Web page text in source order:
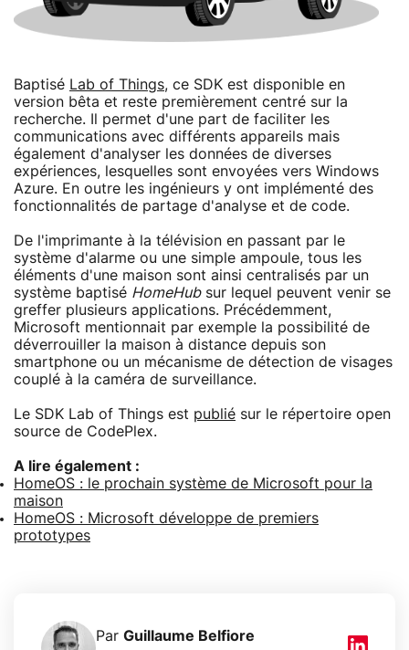
Baptisé Lab of Things, ce SDK est disponible en
version bêta et reste premièrement centré sur la
recherche. Il permet d'une part de faciliter les
communications avec différents appareils mais
également d'analyser les données de diverses
expériences, lesquelles sont envoyées vers Windows
Azure. En outre les ingénieurs y ont implémenté des
fonctionnalités de partage d'analyse et de code.
De l'imprimante à la télévision en passant par le
système d'alarme ou une simple ampoule, tous les
éléments d'une maison sont ainsi centralisés par un
système baptisé HomeHubsur lequel peuvent venir se
greffer plusieurs applications. Précédemment,
Microsoft mentionnait par exemple la possibilité de
déverrouiller la maison à distance depuis son
smartphone ou un mécanisme de détection de visages
couplé à la caméra de surveillance.
Le SDK Lab of Things est publié sur le répertoire open
source de CodePlex.
A lire également :
HomeOS : le prochain système de Microsoft pour la
maison
HomeOS : Microsoft développe de premiers
prototypes
Par Guillaume Belfiore